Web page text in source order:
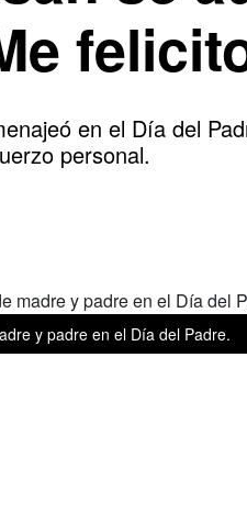
en el Día del
personal.
y padre en el Día del Padre.